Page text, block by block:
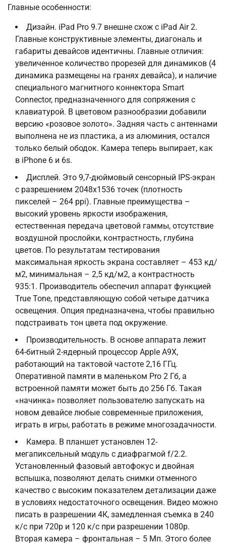
Главные особенности:
Дизайн. iPad Pro 9.7 внешне схож с iPad Air 2.
Главные конструктивные элементы, диагональ и
габариты девайсов идентичны. Главные отличия:
увеличенное количество прорезей для динамиков (4
динамика размещены на гранях девайса), и наличие
специального магнитного коннектора Smart
Connector, предназначенного для сопряжения с
клавиатурой. В цветовом разнообразии добавили
версию «розовое золото». Задняя часть с антеннами
выполнена не из пластика, а из алюминия, остался
только белый ободок. Камера теперь выпирает, как
в iPhone 6 и 6s.
Дисплей. Это 9,7-дюймовый сенсорный IPS-экран
с разрешением 2048х1536 точек (плотность
пикселей – 264 ppi). Главные преимущества –
высокий уровень яркости изображения,
естественная передача цветовой гаммы, отсутствие
воздушной прослойки, контрастность, глубина
цветов. По результатам тестирования
максимальная яркость экрана составляет – 453 кд/
м2, минимальная – 2,5 кд/м2, а контрастность
935:1. Производитель обеспечил аппарат функцией
True Tone, представляющую собой четыре датчика
освещения. Опция предназначена, чтобы правильно
подстраивать тон цвета под окружение.
Производительность. В основе аппарата лежит
64-битный 2-ядерный процессор Apple A9X,
работающий на тактовой частоте 2,16 ГГц.
Оперативной памяти в маленьком Pro 2 Гб, а
встроенной памяти может быть до 256 Гб. Такая
«начинка» позволяет пользователю запускать на
новом девайсе любые современные приложения,
играть в игры, работать в режиме многозадачности.
Камера. В планшет установлен 12-
мегапиксельный модуль с диафрагмой f/2.2.
Установленный фазовый автофокус и двойная
вспышка, позволяют делать снимки отменного
качество с высоким показателем детализации даже
в условиях недостаточного освещения. Видео можно
писать в разрешении 4К, замедленная съемка в 240
к/с при 720p и 120 к/с при разрешении 1080p.
Вторая камера – фронтальная – 5 Мп. Этого более